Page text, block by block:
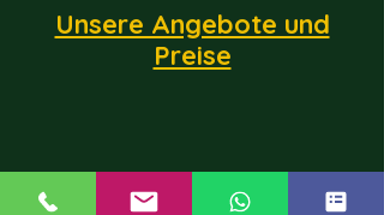
Unsere Angebote und
Preise